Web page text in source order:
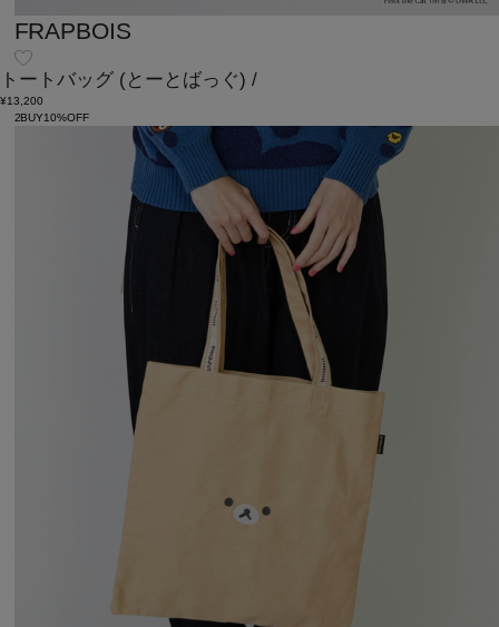
FRAPBOIS
トートバッグ (とーとばっぐ) /
¥13,200
2BUY10%OFF